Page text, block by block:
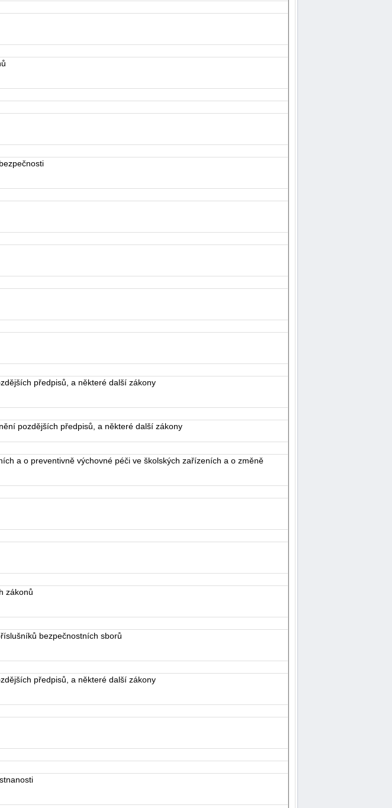
předpisů, a některé další zákony
pozdějších předpisů, a některé další zákony
a o preventivně výchovné péči ve školských zařízeních a o změně
zákonů
bezpečnostních sborů
předpisů, a některé další zákony